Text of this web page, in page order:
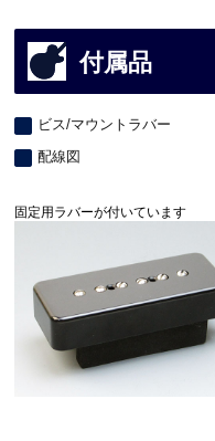
付属品
ビス/マウントラバー
配線図
固定用ラバーが付いています